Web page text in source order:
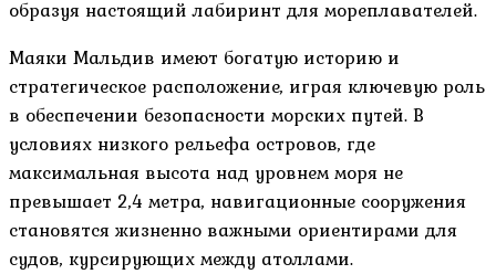
образуя настоящий лабиринт для мореплавателей.
Маяки Мальдив имеют богатую историю и
стратегическое расположение, играя ключевую роль
в обеспечении безопасности морских путей. В
условиях низкого рельефа островов, где
максимальная высота над уровнем моря не
превышает 2,4 метра, навигационные сооружения
становятся жизненно важными ориентирами для
судов, курсирующих между атоллами.